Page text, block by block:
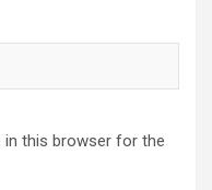
in this browser for the